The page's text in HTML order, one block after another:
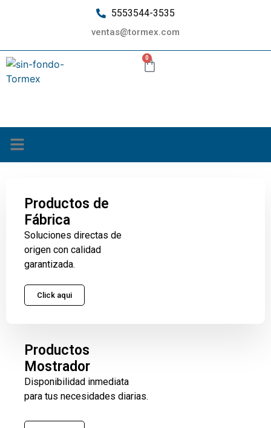
5553544-3535
ventas@tormex.com
0
Productos de
Fábrica
Soluciones directas de
origen con calidad
garantizada.
Click aqui
Productos
Mostrador
Disponibilidad inmediata
para tus necesidades diarias.